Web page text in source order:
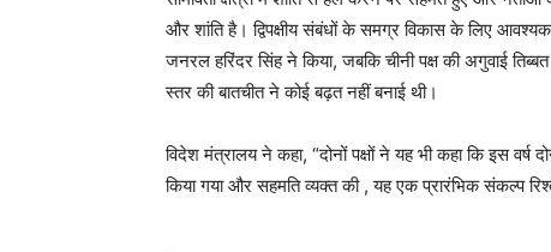
और शांति है। द्विपक्षीय संबंधों के समग्र विकास के लिए
जनरल हरिंदर सिंह ने किया, जबकि चीनी पक्ष की अगुवाई
स्तर की बातचीत ने कोई बढ़त नहीं बनाई थी।
विदेश मंत्रालय ने कहा, “दोनों पक्षों ने यह भी कहा कि इस वर्ष
किया गया और सहमति व्यक्त की , यह एक प्रारंभिक संकल्प